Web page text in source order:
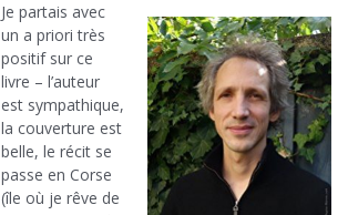
Je partais avec
un a priori très
positif sur ce
livre – l’auteur
est sympathique,
la couverture est
belle, le récit se
passe en Corse
(île où je rêve de